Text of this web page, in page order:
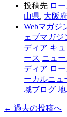
投稿先 ロ
山県, 大阪府
Webマガジ
ェブマガジ
ディア キ
ース ニュー
ディア ロ
ーカルニュ
域ブログ 地
← 過去の投稿へ